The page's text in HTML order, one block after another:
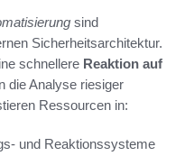
sind
Sicherheitsarchitektur.
schnellere Reaktion auf
die Analyse riesiger
Ressourcen in:
und Reaktionssysteme